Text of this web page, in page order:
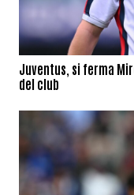
Juventus, si ferma
del club